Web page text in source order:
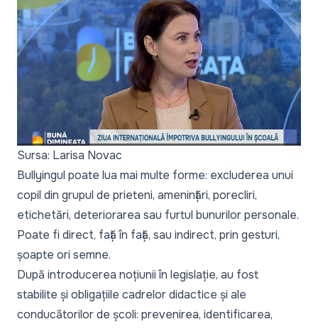
Sursa: Larisa Novac
Bullyingul poate lua mai multe forme: excluderea unui
copil din grupul de prieteni, amenințări, porecliri,
etichetări, deteriorarea sau furtul bunurilor personale.
Poate fi direct, față în față, sau indirect, prin gesturi,
șoapte ori semne.
După introducerea noțiunii în legislație, au fost
stabilite și obligațiile cadrelor didactice și ale
conducătorilor de școli: prevenirea, identificarea,